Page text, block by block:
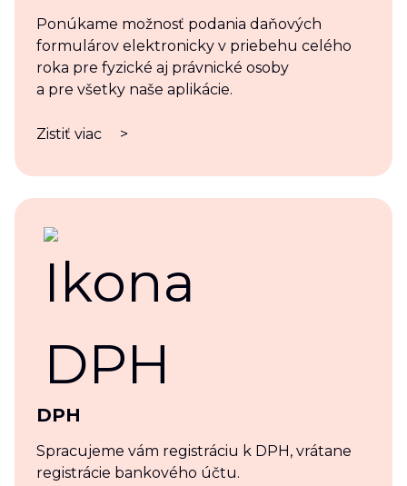
Ponúkame možnosť podania daňových
formulárov elektronicky v priebehu celého
roka pre fyzické aj právnické osoby
a pre všetky naše aplikácie.
Zistiť viac >
DPH
Spracujeme vám registráciu k DPH, vrátane
registrácie bankového účtu.